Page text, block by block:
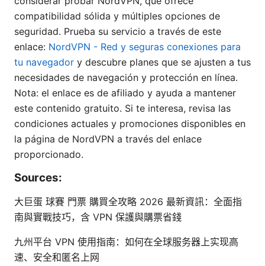
compatibilidad sólida y múltiples opciones de
seguridad. Prueba su servicio a través de este
enlace: NordVPN - Red y seguras conexiones para
tu navegador y descubre planes que se ajusten a tus
necesidades de navegación y protección en línea.
Nota: el enlace es de afiliado y ayuda a mantener
este contenido gratuito. Si te interesa, revisa las
condiciones actuales y promociones disponibles en
la página de NordVPN a través del enlace
proporcionado.
Sources:
大巨蛋 球賽 門票 購買全攻略 2026 最新資訊：全面指
南與實戰技巧，含 VPN 保護與購票省錢
九州平台 VPN 使用指南：如何在全球服务器上实现高
速、安全和匿名上网